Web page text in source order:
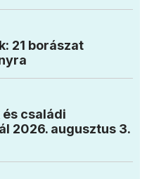
21 borászat
családi
2026. augusztus 3.